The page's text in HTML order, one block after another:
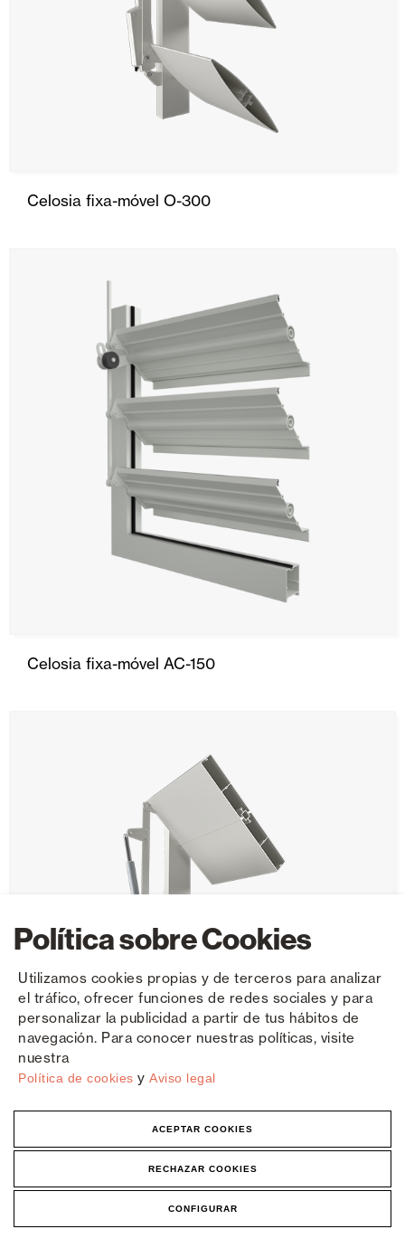
Política sobre Cookies
Utilizamos cookies propias y de terceros para analizar
el tráfico, ofrecer funciones de redes sociales y para
personalizar la publicidad a partir de tus hábitos de
navegación. Para conocer nuestras políticas, visite
nuestra
Política de cookies y Aviso legal
ACEPTAR COOKIES
RECHAZAR COOKIES
CONFIGURAR
Celosia fixa-móvel O-300
Celosia fixa-móvel AC-150
Celosia fixa-móvel R-400
Lâminas Quebra-Sol